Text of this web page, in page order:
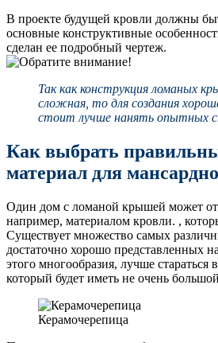
В проекте будущей кровли должны
основные конструктивные
сделан ее подробный чертеж.
Так как конструкция ломаных
сложная, то для создания
стоит лучше нанять опытных
Как выбрать
материал для
Один дом с ломаной крышей может
например, материалом кровли. ,
Существует множество самых
достаточно хорошо представленных
этого многообразия, лучше стараться
который будет иметь не очень
Керамочерепица